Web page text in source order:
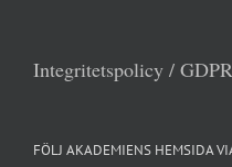
Integritetspolicy / GDPR
FÖLJ AKADEMIENS HEMSIDA